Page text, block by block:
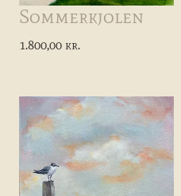
Sommerkjolen
1.800,00 kr.